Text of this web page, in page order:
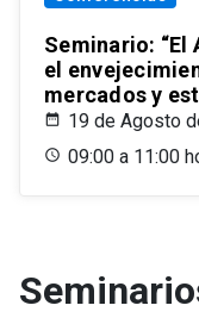
Seminario: “El
el
mercados y
19 de Agosto
09:00 a 11:00